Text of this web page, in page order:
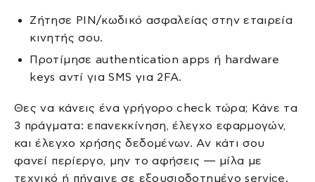
Ζήτησε PIN/κωδικό ασφαλείας στην εταιρεία
κινητής σου.
Προτίμησε authentication apps ή hardware
keys αντί για SMS για 2FA.
Θες να κάνεις ένα γρήγορο check τώρα; Κάνε τα
3 πράγματα: επανεκκίνηση, έλεγχο εφαρμογών,
και έλεγχο χρήσης δεδομένων. Αν κάτι σου
φανεί περίεργο, μην το αφήσεις — μίλα με
τεχνικό ή πήγαινε σε εξουσιοδοτημένο service.